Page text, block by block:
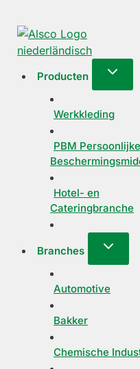
Producten
Werkkleding
PBM Persoonlijke
Hotel- en
Cateringbranche
Branches
Automotive
Bakker
Chemische